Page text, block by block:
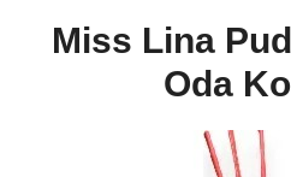
Miss Lina
Oda